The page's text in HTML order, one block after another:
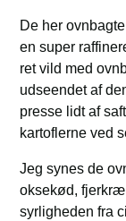
De her
en super
ret vild med
udseendet af
presse lidt af
kartoflerne ved
Jeg synes de
oksekød, fjerkræ
syrligheden fra